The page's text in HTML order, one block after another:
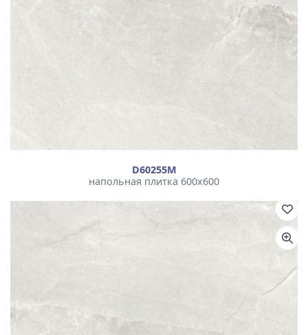
D60255М
напольная плитка 600x600